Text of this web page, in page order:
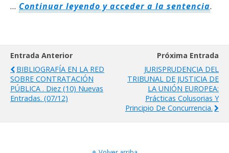
… Continuar leyendo y acceder a la sentencia.
Entrada Anterior
BIBLIOGRAFÍA EN LA RED
SOBRE CONTRATACIÓN
PÚBLICA . Diez (10) Nuevas
Entradas. (07/12)
Próxima Entrada
JURISPRUDENCIA DEL
TRIBUNAL DE JUSTICIA DE
LA UNIÓN EUROPEA:
Prácticas Colusorias Y
Principio De Concurrencia.